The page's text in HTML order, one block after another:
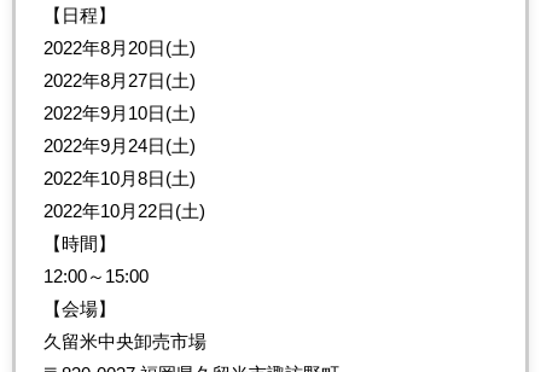
【日程】
2022年8月20日(土)
2022年8月27日(土)
2022年9月10日(土)
2022年9月24日(土)
2022年10月8日(土)
2022年10月22日(土)
【時間】
12:00～15:00
【会場】
久留米中央卸売市場